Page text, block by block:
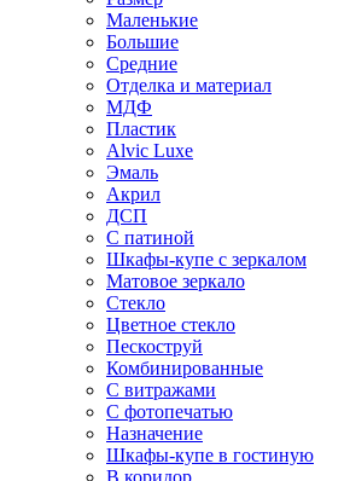
Маленькие
Большие
Средние
Отделка и материал
МДФ
Пластик
Alvic Luxe
Эмаль
Акрил
ДСП
С патиной
Шкафы-купе с зеркалом
Матовое зеркало
Стекло
Цветное стекло
Пескоструй
Комбинированные
С витражами
С фотопечатью
Назначение
Шкафы-купе в гостиную
В коридор